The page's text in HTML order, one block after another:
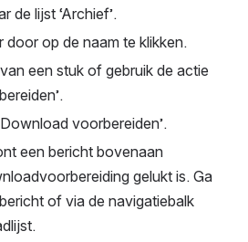
de lijst ‘Archief’.
door op de naam te klikken.
een stuk of gebruik de actie
voorbereiden’.
een bericht bovenaan
gelukt is. Ga
of via de navigatiebalk